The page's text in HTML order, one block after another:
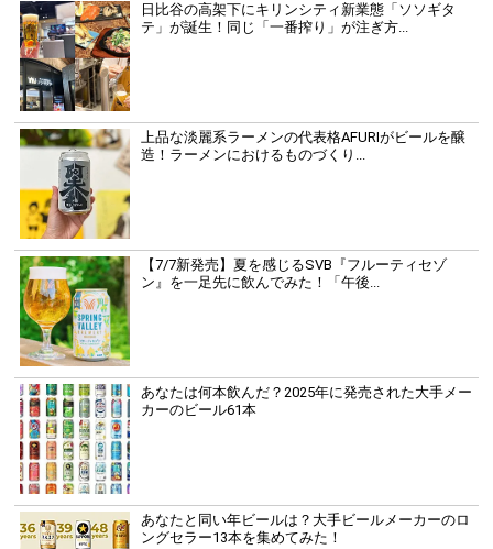
日比谷の高架下にキリンシティ新業態「ソソギタ
テ」が誕生！同じ「一番搾り」が注ぎ方...
上品な淡麗系ラーメンの代表格AFURIがビールを醸
造！ラーメンにおけるものづくり...
【7/7新発売】夏を感じるSVB『フルーティセゾ
ン』を一足先に飲んでみた！「午後...
あなたは何本飲んだ？2025年に発売された大手メー
カーのビール61本
あなたと同い年ビールは？大手ビールメーカーのロ
ングセラー13本を集めてみた！